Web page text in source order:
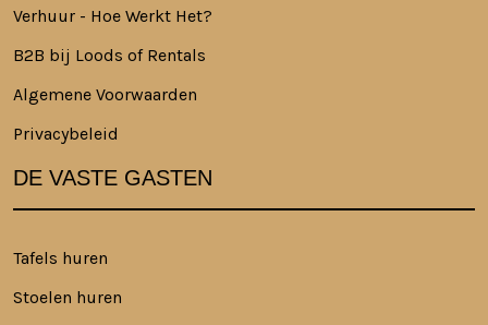
Verhuur - Hoe Werkt Het?
B2B bij Loods of Rentals
Algemene Voorwaarden
Privacybeleid
DE VASTE GASTEN
Tafels huren
Stoelen huren